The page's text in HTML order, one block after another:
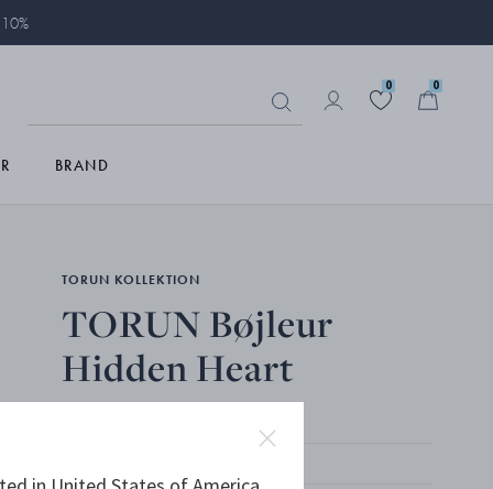
0 0
BRAND
TORUN KOLLEKTION
TORUN Bøjleur
Hidden Heart